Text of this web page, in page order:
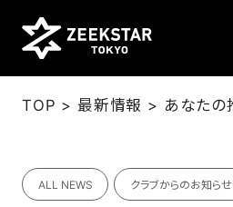
NEWS
TOP > 最新情報 >
ALL NEWS クラブからのお知らせ